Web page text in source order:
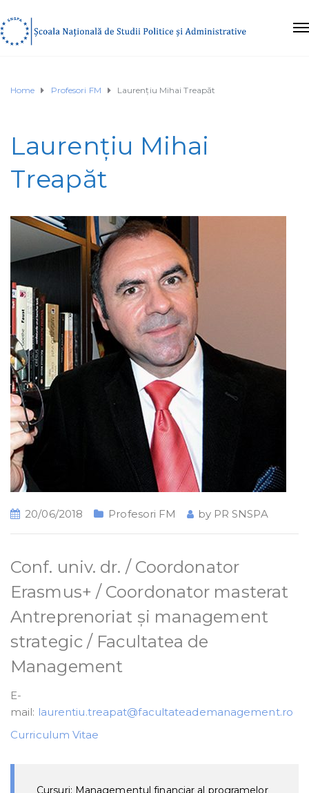
Home Profesori FM Laurențiu Mihai Treapăt
Laurențiu Mihai
Treapăt
20/06/2018 Profesori FM by PR SNSPA
Conf. univ. dr. / Coordonator
Erasmus+ / Coordonator masterat
Antreprenoriat și management
strategic / Facultatea de
Management
E-
mail: laurentiu.treapat@facultateademanagement.ro
Curriculum Vitae
Cursuri: Managementul financiar al programelor